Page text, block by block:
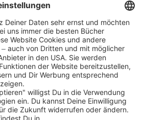
ab 9,00 € Bestellwert innerhalb